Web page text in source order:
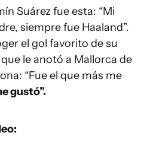
Suárez fue esta: “Mi
siempre fue Haaland”.
el gol favorito de su
le anotó a Mallorca de
“Fue el que más me
gustó”.